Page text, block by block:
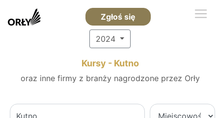
Zgłoś się
2024
Kursy - Kutno
oraz inne firmy z branży nagrodzone przez Orły